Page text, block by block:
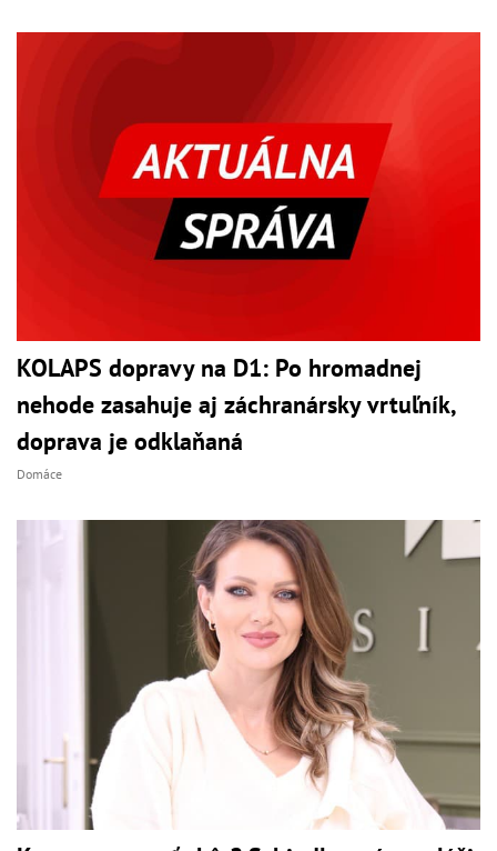
KOLAPS dopravy na D1: Po hromadnej
nehode zasahuje aj záchranársky vrtuľník,
doprava je odklaňaná
Domáce